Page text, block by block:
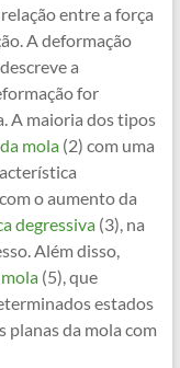
entre a força
A deformação
a
for
A maioria dos tipos
mola(2) com uma
o aumento da
degressiva(3), na
Além disso,
(5), que
estados
planas da mola com